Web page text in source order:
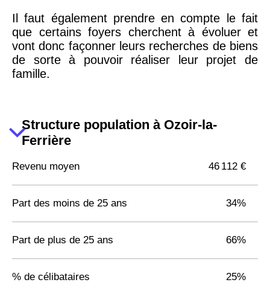
Il faut également prendre en compte le fait
que certains foyers cherchent à évoluer et
vont donc façonner leurs recherches de biens
de sorte à pouvoir réaliser leur projet de
famille.
Structure population à Ozoir-la-
Ferrière
Revenu moyen 46 112 €
Part des moins de 25 ans 34%
Part de plus de 25 ans 66%
% de célibataires 25%